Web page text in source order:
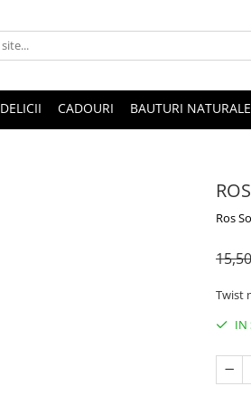
DELICII CADOURI BAUTURI NATURALE
Ros
Twist
IN